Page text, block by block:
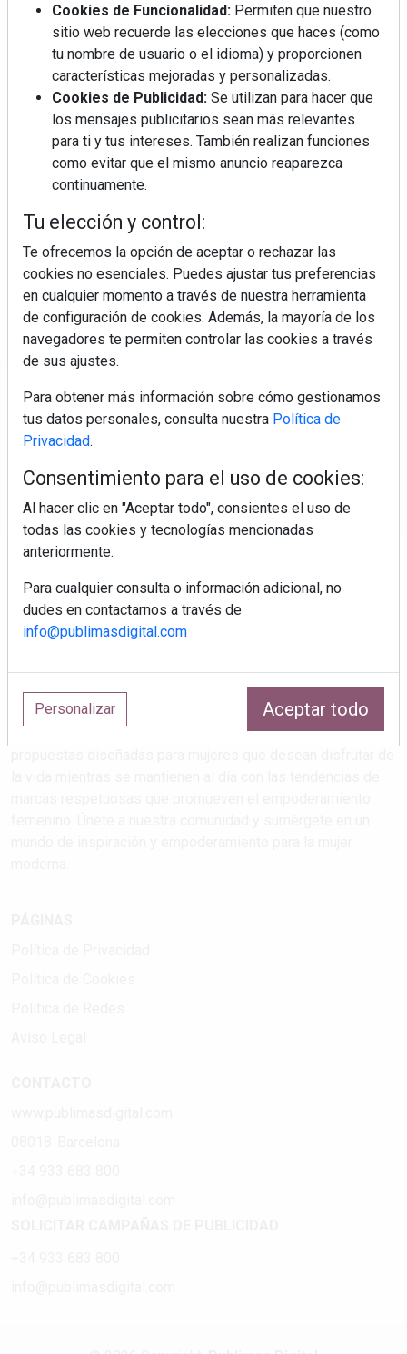
Colágeno, vitamina C y otros activos ¿son más
efectivos en la piel o en suplementos orales?
Regístrate y accede a contenidos
exclusivos
Estilos de vida que atrapan
Explora las últimas tendencias en salud, maternidad, viajes,
cultura y feminismo en nuestra revista. Descubre
Cookies de Funcionalidad: Permiten que nuestro
sitio web recuerde las elecciones que haces (como
tu nombre de usuario o el idioma) y proporcionen
características mejoradas y personalizadas.
Cookies de Publicidad: Se utilizan para hacer que
los mensajes publicitarios sean más relevantes
para ti y tus intereses. También realizan funciones
como evitar que el mismo anuncio reaparezca
continuamente.
Tu elección y control:
Te ofrecemos la opción de aceptar o rechazar las
cookies no esenciales. Puedes ajustar tus preferencias
en cualquier momento a través de nuestra herramienta
de configuración de cookies. Además, la mayoría de los
navegadores te permiten controlar las cookies a través
de sus ajustes.
Para obtener más información sobre cómo gestionamos
tus datos personales, consulta nuestra Política de
Privacidad.
Consentimiento para el uso de cookies:
Al hacer clic en "Aceptar todo", consientes el uso de
todas las cookies y tecnologías mencionadas
anteriormente.
Para cualquier consulta o información adicional, no
dudes en contactarnos a través de
info@publimasdigital.com
Personalizar Aceptar todo